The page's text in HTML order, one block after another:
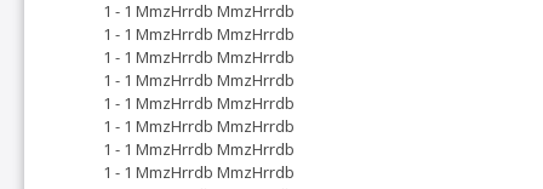
1 - 1 MmzHrrdb MmzHrrdb
1 - 1 MmzHrrdb MmzHrrdb
1 - 1 MmzHrrdb MmzHrrdb
1 - 1 MmzHrrdb MmzHrrdb
1 - 1 MmzHrrdb MmzHrrdb
1 - 1 MmzHrrdb MmzHrrdb
1 - 1 MmzHrrdb MmzHrrdb
1 - 1 MmzHrrdb MmzHrrdb